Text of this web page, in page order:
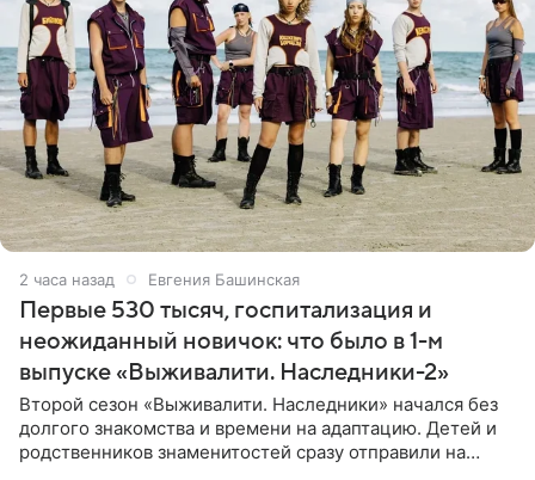
2 часа назад Евгения Башинская
Первые 530 тысяч, госпитализация и
неожиданный новичок: что было в 1-м
выпуске «Выживалити. Наследники-2»
Второй сезон «Выживалити. Наследники» начался без
долгого знакомства и времени на адаптацию. Детей и
родственников знаменитостей сразу отправили на